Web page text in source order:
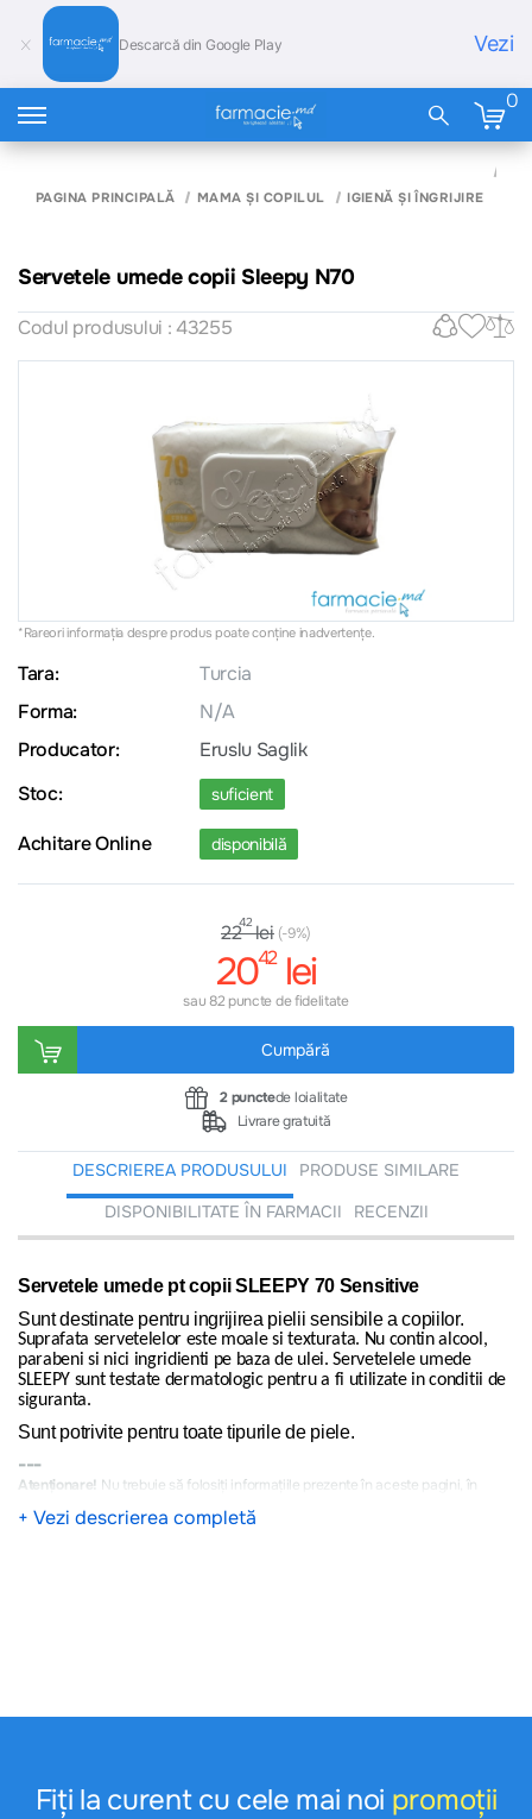
Descarcă din Google Play Vezi
0
PAGINA PRINCIPALĂ MAMA ȘI COPILUL IGIENĂ ȘI ÎNGRIJIRE
Servetele umede copii Sleepy N70
Codul produsului : 43255
*Rareori informația despre produs poate conţine inadvertenţe.
Tara:
Turcia
Forma:
N/A
Producator:
Eruslu Saglik
Stoc:
suficient
Achitare Online disponibilă
2242 lei (-9%)
2042 lei
sau 82 puncte de fidelitate
Cumpără
2 punctede loialitate
Livrare gratuită
DESCRIEREA PRODUSULUI
PRODUSE SIMILARE
DISPONIBILITATE ÎN FARMACII
RECENZII
Servetele umede pt copii SLEEPY 70 Sensitive
Sunt destinate pentru ingrijirea pielii sensibile a copiilor.
Suprafata servetelelor este moale si texturata. Nu contin alcool,
parabeni si nici ingridienti pe baza de ulei. Servetelele umede
SLEEPY sunt testate dermatologic pentru a fi utilizate in conditii de
siguranta.
Sunt potrivite pentru toate tipurile de piele.
---
Atenționare! Nu trebuie să folosiți informațiile prezente în aceste pagini, în
scopul diagnosticării sau tratării oricăror probleme de sănătate sau de înlocuire
a medicamentelor și a tratamentelor prescrise de personalul medical autorizat.
+ Vezi descrierea completă
Fiți la curent cu cele mai noi promoții